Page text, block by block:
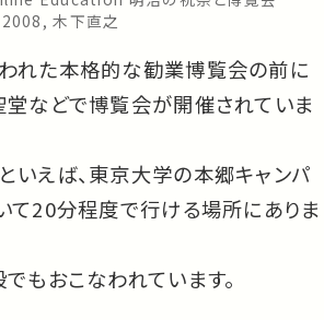
木下直之
れた本格的な勧業博覧会の前に
堂などで博覧会が開催されていま
いえば、東京大学の本郷キャンパ
て20分程度で行ける場所にありま
でもおこなわれています。